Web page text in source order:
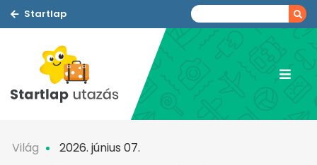
Startlap
Világ 2026. június 07.